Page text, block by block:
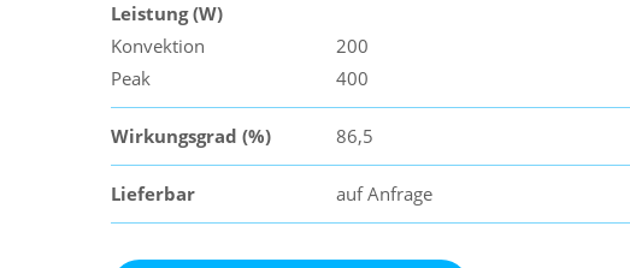
Leistung (W)
Konvektion
Peak
200
400
Wirkungsgrad (%) 86,5
Lieferbar auf Anfrage